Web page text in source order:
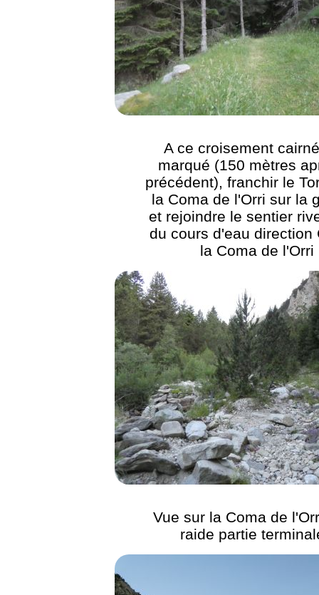
A ce croisement
marqué (150 mètres
précédent), franchir le
la Coma de l'Orri sur la
et rejoindre le sentier
du cours d'eau direction
la Coma de l'Orri
Vue sur la Coma de
raide partie